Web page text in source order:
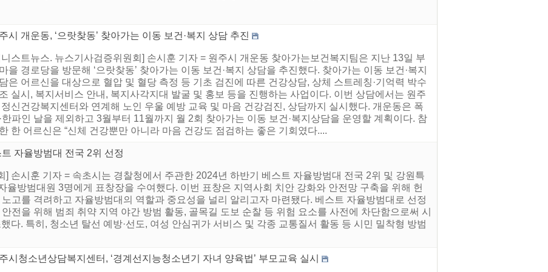
시 개운동, ‘으랏찾동’ 찾아가는 이동 보건·복지 상담 추진
니스트뉴스. 뉴스기사검증위원회] 손시훈 기자 = 원주시 개운동 찾아가는보건복지팀은 지난 13일 부
을 경로당을 방문해 ‘으랏찾동’ 찾아가는 이동 보건·복지 상담을 추진했다. 찾아가는 이동 보건·복지
은 어르신을 대상으로 혈압 및 혈당 측정 등 기초 검진에 따른 건강상담, 상체 스트레칭·기억력 박수
실시, 복지서비스 안내, 복지사각지대 발굴 및 홍보 등을 진행하는 사업이다. 이번 상담에서는 원주
신건강복지센터와 연계해 노인 우울 예방 교육 및 마음 건강검진, 상담까지 실시했다. 개운동은 폭
한파인 날을 제외하고 3월부터 11월까지 월 2회 찾아가는 이동 보건·복지상담을 운영할 계획이다. 참
한 어르신은 “신체 건강뿐만 아니라 마음 건강도 점검하는 좋은 기회였다....
자율방범대 전국 2위 선정
] 손시훈 기자 = 속초시는 경찰청에서 주관한 2024년 하반기 베스트 자율방범대 전국 2위 및 강원특
율방범대원 3명에게 표창장을 수여했다. 이번 표창은 지역사회 치안 강화와 안전망 구축을 위해 헌
고를 격려하고 자율방범대의 역할과 중요성을 널리 알리고자 마련됐다. 베스트 자율방범대로 선정
전을 위해 범죄 취약 지역 야간 방범 활동, 골목길 도보 순찰 등 위험 요소를 사전에 차단함으로써 시
다. 특히, 청소년 탈선 예방·선도, 여성 안심귀가 서비스 및 각종 교통질서 활동 등 시민 밀착형 방범
시청소년상담복지센터, ‘경계선지능청소년기 자녀 양육법’ 부모교육 실시